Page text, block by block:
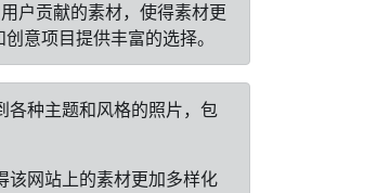
户贡献的素材，使得素材更
意项目提供丰富的选择。
种主题和风格的照片，包
网站上的素材更加多样化